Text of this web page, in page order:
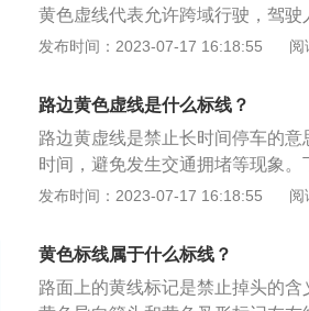
的分割线，实线区一般都有监控
黄色虚线代表允许跨域行驶，驾
超车或转弯。黄线和白线有以下区
线，只要是实线，就严禁跨越。行
还是双黄线，只要是虚线，就可
用于双向4车道以内（包括自行车
线：白线用来区分同方向的不同车
以并线，不能随意调换车道的意思
发布时间：2023-07-17 16:18:55 阅
路边黄色虚线是什么标线？
路边黄虚线是禁止长时间停车的
时间，避免发生交通拥堵等现象。
如果道路两边使用黄色实线的标线
果在路上设置有黄色网格线区域，
白色导流线：在中心城市区域，或
流线，也是属于禁止停车的标线
发布时间：2023-07-17 16:18:55 阅
黄色标线属于什么标线？
路面上的黄线标记是禁止掉头的